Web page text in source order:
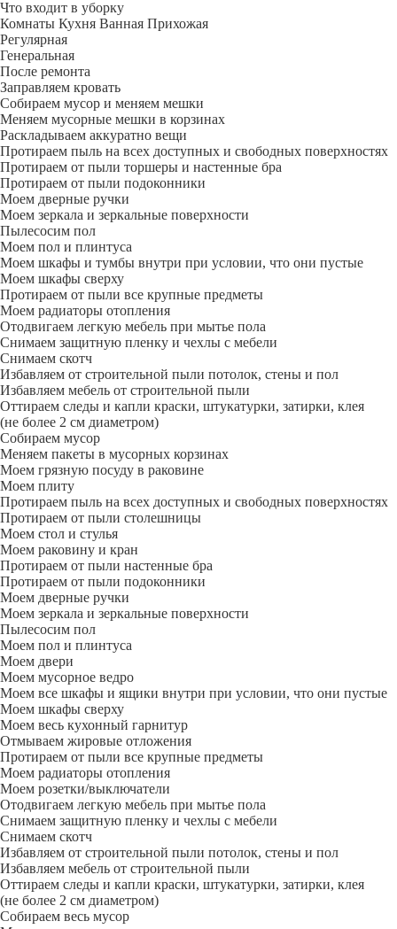
Что входит в уборку
Регу­лярная
Гене­ральная
После ремонта
Заправляем кровать
Собираем мусор и меняем мешки
Меняем мусорные мешки в корзинах
Раскладываем аккуратно вещи
Протираем пыль на всех доступных и свободных поверхностях
Протираем от пыли торшеры и настенные бра
Протираем от пыли подоконники
Моем дверные ручки
Моем зеркала и зеркальные поверхности
Пылесосим пол
Моем пол и плинтуса
Моем шкафы и тумбы внутри при условии, что они пустые
Моем шкафы сверху
Протираем от пыли все крупные предметы
Моем радиаторы отопления
Отодвигаем легкую мебель при мытье пола
Снимаем защитную пленку и чехлы с мебели
Снимаем скотч
Избавляем от строительной пыли потолок, стены и пол
Избавляем мебель от строительной пыли
Оттираем следы и капли краски, штукатурки, затирки, клея
(не более 2 см диаметром)
Собираем мусор
Меняем пакеты в мусорных корзинах
Моем грязную посуду в раковине
Моем плиту
Протираем пыль на всех доступных и свободных поверхностях
Протираем от пыли столешницы
Моем стол и стулья
Моем раковину и кран
Протираем от пыли настенные бра
Протираем от пыли подоконники
Моем дверные ручки
Моем зеркала и зеркальные поверхности
Пылесосим пол
Моем пол и плинтуса
Моем двери
Моем мусорное ведро
Моем все шкафы и ящики внутри при условии, что они пустые
Моем шкафы сверху
Моем весь кухонный гарнитур
Отмываем жировые отложения
Протираем от пыли все крупные предметы
Моем радиаторы отопления
Моем розетки/выключатели
Отодвигаем легкую мебель при мытье пола
Снимаем защитную пленку и чехлы с мебели
Снимаем скотч
Избавляем от строительной пыли потолок, стены и пол
Избавляем мебель от строительной пыли
Оттираем следы и капли краски, штукатурки, затирки, клея
(не более 2 см диаметром)
Собираем весь мусор